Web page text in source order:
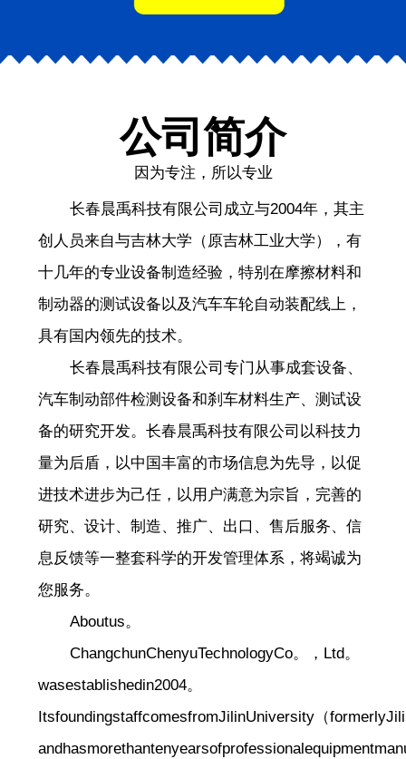
公司简介
因为专注，所以专业
长春晨禹科技有限公司成立与2004年，其主
创人员来自与吉林大学（原吉林工业大学），有
十几年的专业设备制造经验，特别在摩擦材料和
制动器的测试设备以及汽车车轮自动装配线上，
具有国内领先的技术。
长春晨禹科技有限公司专门从事成套设备、
汽车制动部件检测设备和刹车材料生产、测试设
备的研究开发。长春晨禹科技有限公司以科技力
量为后盾，以中国丰富的市场信息为先导，以促
进技术进步为己任，以用户满意为宗旨，完善的
研究、设计、制造、推广、出口、售后服务、信
息反馈等一整套科学的开发管理体系，将竭诚为
您服务。
Aboutus。
ChangchunChenyuTechnologyCo。，Ltd。
wasestablishedin2004。
ItsfoundingstaffcomesfromJilinUniversity（